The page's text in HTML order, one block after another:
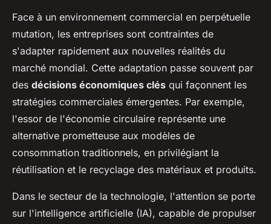
Face à un environnement commercial en perpétuelle
mutation, les entreprises sont contraintes de
s'adapter rapidement aux nouvelles réalités du
marché mondial. Cette adaptation passe souvent par
des décisions économiques clés qui façonnent les
stratégies commerciales émergentes. Par exemple,
l'essor de l'économie circulaire représente une
alternative prometteuse aux modèles de
consommation traditionnels, en privilégiant la
réutilisation et le recyclage des matériaux et produits.
Dans le secteur de la technologie, l'attention se porte
sur l'intelligence artificielle (IA), capable de propulser